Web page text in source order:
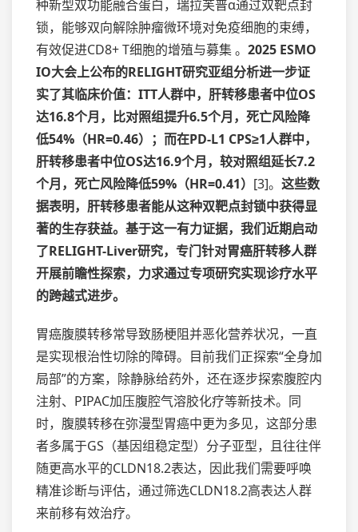
种新型双功能融合蛋白，瑞拉芙普α通过双靶点封
锁，能够双向解除肿瘤微环境对免疫细胞的束缚，
有效促进CD8+ T细胞的增殖与募集 。 2025 ESMO
IO大会上公布的RELIGHT研究亚组分析进一步证
实了其临床价值：ITT人群中，肝转移患者中位OS
达16.8个月，比对照组提升6.5个月，死亡风险降
低54%（HR=0.46）；而在PD-L1 CPS≥1人群中，
肝转移患者中位OS达16.9个月，较对照组延长7.2
个月，死亡风险降低59%（HR=0.41） [3]。 这些数
据表明，肝转移患者能从这种双靶点封锁中获得显
著的生存获益。基于这一有力证据，我们近期启动
了RELIGHT-Liver研究，专门针对胃癌肝转移人群
开展前瞻性探索，力求通过专项研究实现诊疗水平
的跨越式进步。
胃癌腹膜转移常导致肠梗阻并恶化营养状况，一直
是实现根治性切除的障碍。目前我们正探索“全身加
局部”的方案，除静脉给药外，还在逐步探索腹腔内
注射、PIPAC加压腹腔气溶胶化疗等新技术。同
时，腹膜转移在弥漫型胃癌中更为多见，这部分患
者多属于GS（基因组稳定型）分子亚型，且往往伴
随更高水平的CLDN18.2表达，因此我们需要呼唤
精准诊断与评估，通过筛选CLDN18.2高表达人群
来前移有效治疗。